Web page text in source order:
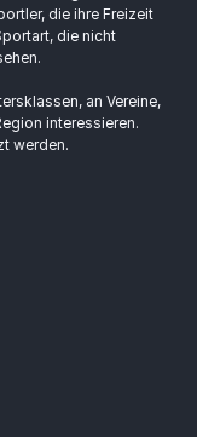
die ihre Freizeit
die nicht
an Vereine,
interessieren.
werden.